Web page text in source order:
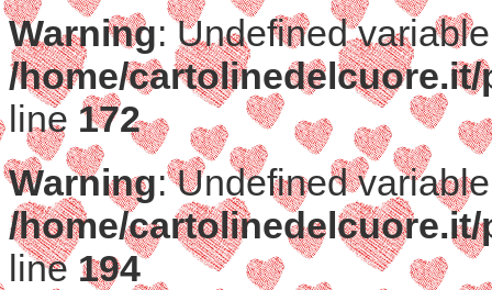
Warning: Undefined
/home/
line 172
Warning: Undefined
/home/
line 194